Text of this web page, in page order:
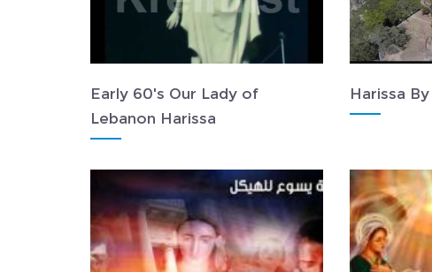
Early 60's Our Lady of
Lebanon Harissa
Harissa